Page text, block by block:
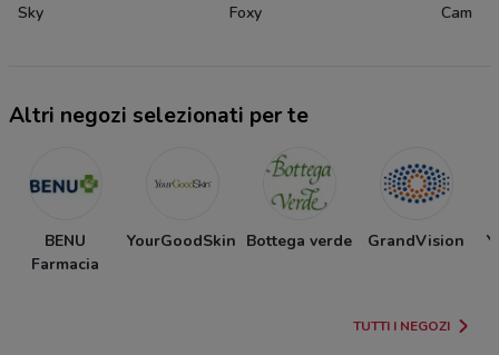
Sky Foxy Cam
Altri negozi selezionati per te
BENU
Farmacia
YourGoodSkin Bottega verde GrandVision
TUTTI I NEGOZI